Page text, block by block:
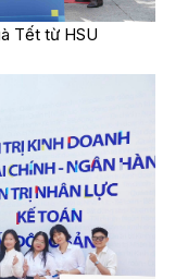
Tết từ HSU